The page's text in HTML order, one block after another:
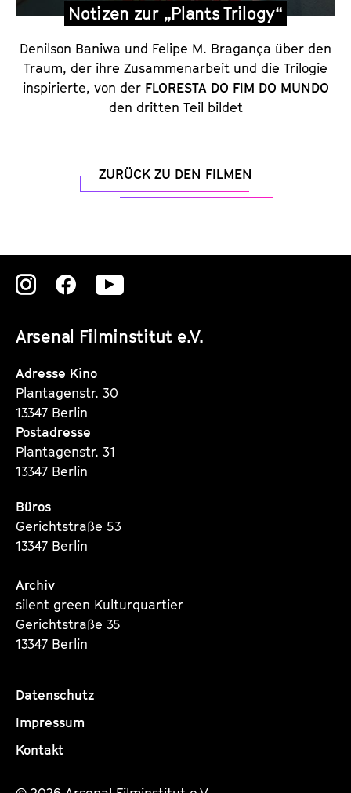
Notizen zur „Plants Trilogy“
Denilson Baniwa und Felipe M. Bragança über den
Traum, der ihre Zusammenarbeit und die Trilogie
inspirierte, von der FLORESTA DO FIM DO MUNDO
den dritten Teil bildet
ZURÜCK ZU DEN FILMEN
Arsenal Filminstitut e.V.
Zu
Instagram
Seite
Zu
Instagram
Seite
Zu
Instagram
Adresse Kino
Plantagenstr. 30
13347 Berlin
Postadresse
Plantagenstr. 31
13347 Berlin
Büros
Gerichtstraße 53
13347 Berlin
Archiv
silent green Kulturquartier
Gerichtstraße 35
13347 Berlin
Datenschutz
Impressum
Kontakt